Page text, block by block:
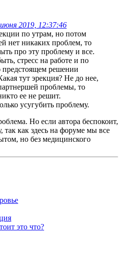
2019, 12:37:46
по утрам, но потом
нет никаких проблем, то
про эту проблему и все.
стресс на работе и по
предстоящем решении
тут эрекция? Не до нее,
проблемы, то
ее не решит.
усугубить проблему.
Но если автора беспокоит,
так как здесь на форуме мы все
но без медицинского
это что?